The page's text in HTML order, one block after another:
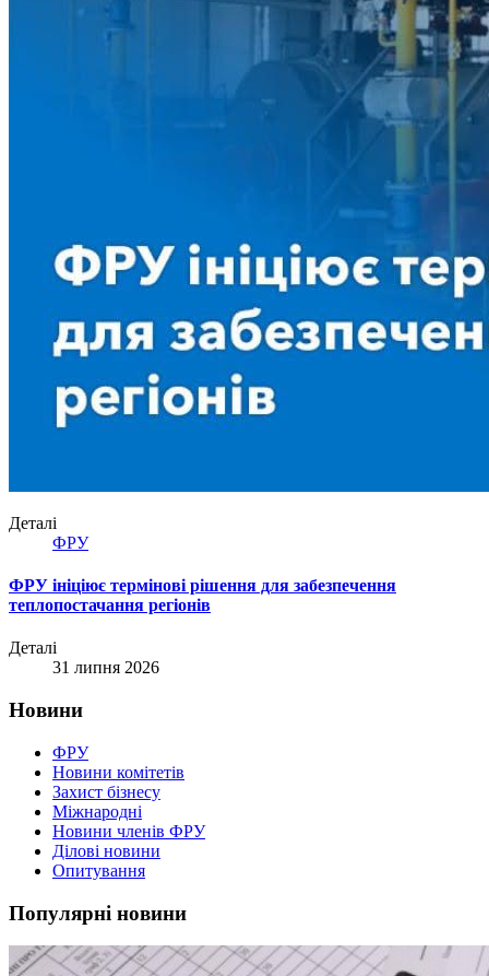
Деталі
ФРУ
ФРУ ініціює термінові рішення для забезпечення
теплопостачання регіонів
Деталі
31 липня 2026
Новини
ФРУ
Новини комітетів
Захист бізнесу
Міжнародні
Новини членів ФРУ
Ділові новини
Опитування
Популярні новини